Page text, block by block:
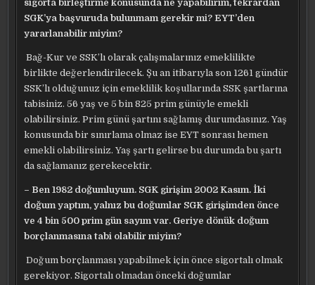
sigorta birleştirme konusunda ne yapabilirim, tekrardan
SGK’ya başvuruda bulunmam gerekir mi? EYT’den
yararlanabilir miyim?
Bağ-Kur ve SSK’lı olarak çalışmalarınız emeklilikte
birlikte değerlendirilecek. Şu an itibarıyla son 1261 gündür
SSK’lı olduğunuz için emeklilik koşullarında SSK şartlarına
tabisiniz. 56 yaş ve 5 bin 825 prim günüyle emekli
olabilirsiniz. Prim günü şartını sağlamış durumdasınız. Yaş
konusunda bir sınırlama olmaz ise EYT sonrası hemen
emekli olabilirsiniz. Yaş şartı gelirse bu durumda bu şartı
da sağlamanız gerekecektir.
– Ben 1982 doğumluyum. SGK girişim 2002 Kasım. İki
doğum yaptım, yalnız bu doğumlar SGK girişimden önce
ve 4 bin 500 prim gün sayım var. Geriye dönük doğum
borçlanmasına tabi olabilir miyim?
Doğum borçlanması yapabilmek için önce sigortalı olmak
gerekiyor. Sigortalı olmadan önceki doğumlar